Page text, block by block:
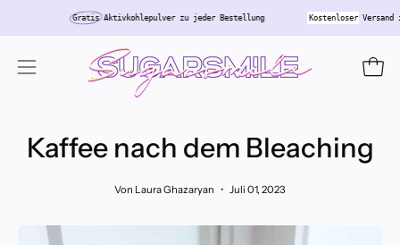
überspringen
GratisAktivkohlepulver zu jeder Bestellung Kostenloser
Navigationsmenü
Kaffee nach dem Bleaching
Von Laura Ghazaryan Juli 01, 2023